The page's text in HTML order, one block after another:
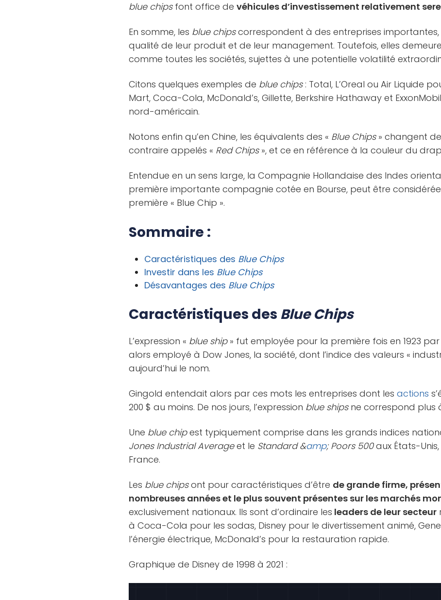
blue chipsfont office devéhicules d’investissement relativement
En somme, les blue chipscorrespondent à des entreprises
qualité de leur produit et de leur management. Toutefois, elles
comme toutes les sociétés, sujettes à une potentielle volatilité
Citons quelques exemples de blue chips: Total, L’Oreal ou Air Liquide
Mart, Coca-Cola, McDonald’s, Gillette, Berkshire Hathaway et
nord-américain.
Notons enfin qu’en Chine, les équivalents des « Blue Chips» changent
contraire appelés « Red Chips», et ce en référence à la couleur du
Entendue en un sens large, la Compagnie Hollandaise des Indes
première importante compagnie cotée en Bourse, peut être
première « Blue Chip ».
Sommaire :
Caractéristiques des Blue Chips
Investir dans les Blue Chips
Désavantages des Blue Chips
Caractéristiques des Blue Chips
L’expression « blue ship» fut employée pour la première fois en 1923 par
alors employé à Dow Jones, la société, dont l’indice des valeurs «
aujourd’hui le nom.
Gingold entendait alors par ces mots les entreprises dont lesactions
200 $ au moins. De nos jours, l’expression blue shipsne correspond plus
Une blue chipest typiquement comprise dans les grands indices
Jones Industrial Averageet le Standard &amp; Poors 500aux États-
France.
Les blue chipsont pour caractéristiques d’être de grande firme,
nombreuses années et le plus souvent présentes sur les marchés
exclusivement nationaux. Ils sont d’ordinaire les leaders de leur secteur
à Coca-Cola pour les sodas, Disney pour le divertissement animé,
l’énergie électrique, McDonald’s pour la restauration rapide.
Graphique de Disney de 1998 à 2021 :